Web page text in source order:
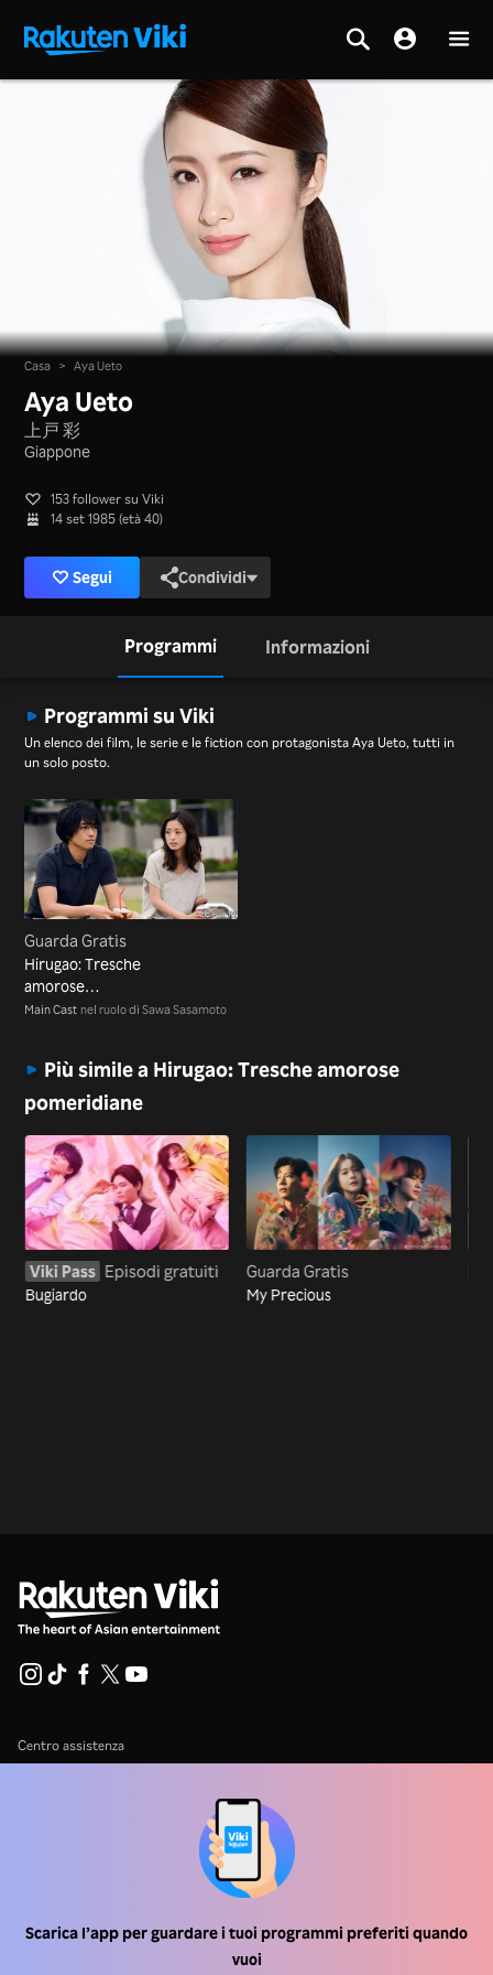
Scarica l’app per guardare i tuoi programmi preferiti quando
vuoi
Casa > Aya Ueto
Aya Ueto
上戸 彩
Giappone
153 follower su Viki
14 set 1985 (età 40)
Segui Condividi
Programmi Informazioni
Programmi su Viki
Un elenco dei film, le serie e le fiction con protagonista Aya Ueto, tutti in
un solo posto.
Guarda Gratis
Hirugao: Tresche
amorose
pomeridiane
Main Cast nel ruolo di Sawa Sasamoto
Più simile a Hirugao: Tresche amorose
pomeridiane
Viki Pass Episodi gratuiti
Bugiardo
Guarda Gratis
My Precious
Centro assistenza